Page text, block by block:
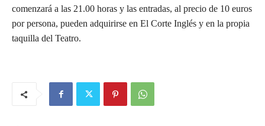
comenzará a las 21.00 horas y las entradas, al precio de 10 euros
por persona, pueden adquirirse en El Corte Inglés y en la propia
taquilla del Teatro.